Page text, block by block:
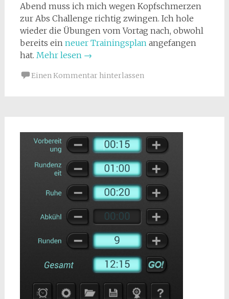
Abend muss ich mich wegen Kopfschmerzen
zur Abs Challenge richtig zwingen. Ich hole
wieder die Übungen vom Vortag nach, obwohl
bereits ein neuer Trainingsplanangefangen
hat. Mehr lesen →
Einen Kommentar hinterlassen